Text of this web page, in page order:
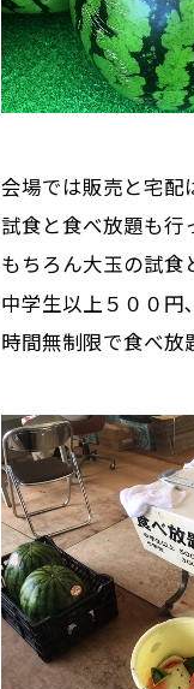
会場では販売と宅配
試食と食べ放題も行
もちろん大玉の試食
中学生以上５００円
時間無制限で食べ放